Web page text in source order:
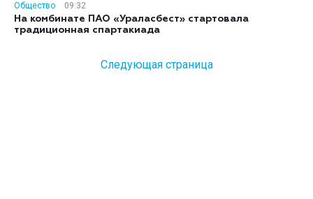
Общество
09:32
На комбинате ПАО «Ураласбест» стартовала
традиционная спартакиада
Следующая страница